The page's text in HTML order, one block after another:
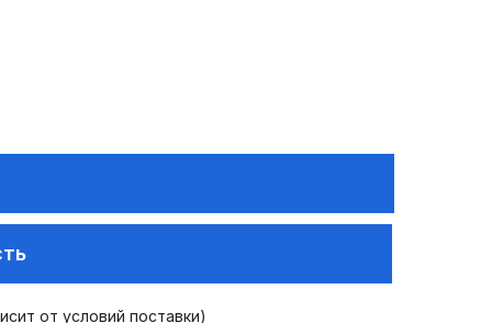
от условий поставки)